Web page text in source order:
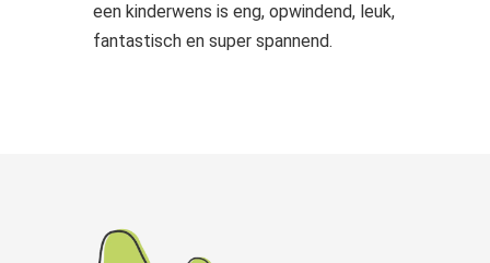
een kinderwens is eng, opwindend, leuk,
fantastisch en super spannend.